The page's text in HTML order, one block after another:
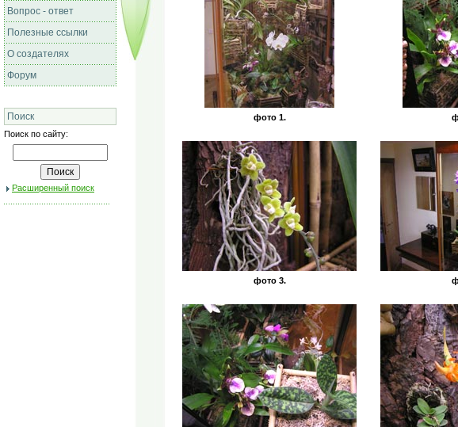
Вопрос - ответ
Полезные ссылки
О создателях
Форум
Поиск
Поиск по сайту:
Расширенный поиск
фото 1.
фото 3.